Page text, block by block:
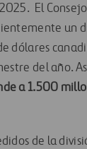
El
un
dólares
del año.
a 1.500
de la